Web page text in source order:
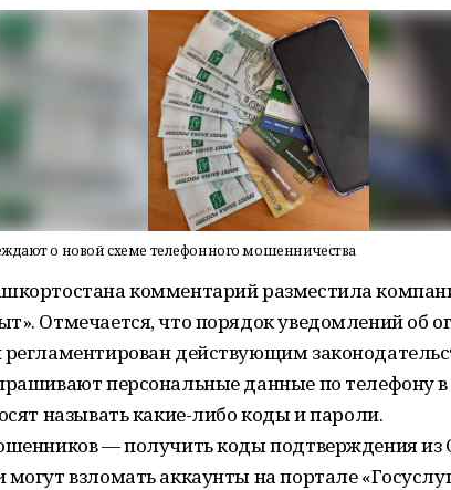
о новой схеме телефонного мошенничества
комментарий разместила
Отмечается, что порядок уведомлений об
регламентирован действующим
персональные данные по телефону
называть какие-либо коды и пароли.
— получить коды подтверждения
взломать аккаунты на портале